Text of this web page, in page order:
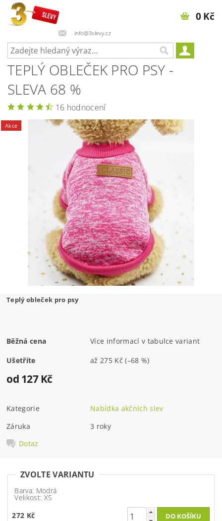
info@3slevy.cz
0 Kč
TEPLÝ OBLEČEK PRO PSY -
SLEVA 68 %
16 hodnocení
Akce
Teplý obleček pro psy
Běžná cena Více informací v tabulce variant
Ušetříte až 275 Kč(–68 %)
od 127 Kč
Kategorie
Nabídka akčních slev
Záruka
3 roky
Dotaz
ZVOLTE VARIANTU
Barva: Modrá
Velikost: XS
272 Kč